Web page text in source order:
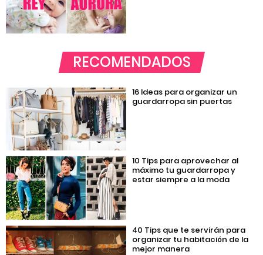
RECOMENDADOS
16 Ideas para organizar un
guardarropa sin puertas
10 Tips para aprovechar al
máximo tu guardarropa y
estar siempre a la moda
40 Tips que te servirán para
organizar tu habitación de la
mejor manera